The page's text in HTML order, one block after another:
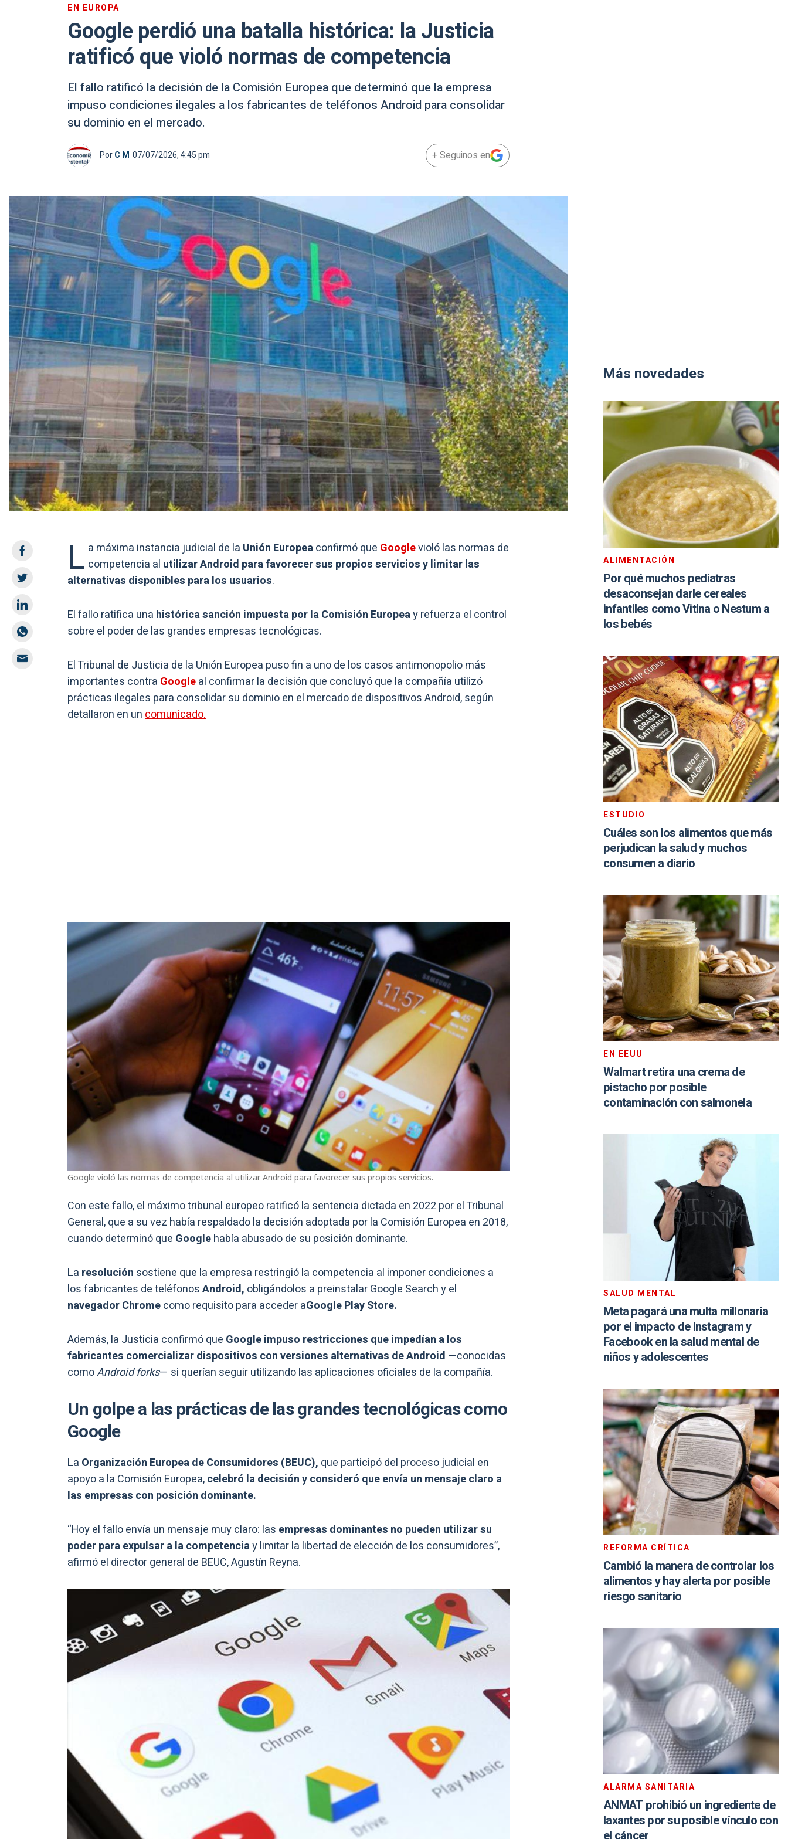
EN EUROPA
Google perdió una batalla histórica: la Justicia
ratificó que violó normas de competencia
El fallo ratificó la decisión de la Comisión Europea que determinó que la empresa
impuso condiciones ilegales a los fabricantes de teléfonos Android para consolidar
su dominio en el mercado.
PorC M 07/07/2026, 4:45 pm + Seguinos en
L a máxima instancia judicial de la Unión Europeaconfirmó queGooglevioló las normas de
competencia al utilizar Android para favorecer sus propios servicios y limitar las
alternativas disponibles para los usuarios.
El fallo ratifica una histórica sanción impuesta por la Comisión Europeay refuerza el control
sobre el poder de las grandes empresas tecnológicas.
El Tribunal de Justicia de la Unión Europea puso fin a uno de los casos antimonopolio más
importantes contraGoogleal confirmar la decisión que concluyó que la compañía utilizó
prácticas ilegales para consolidar su dominio en el mercado de dispositivos Android, según
detallaron en uncomunicado.
Google violó las normas de competencia al utilizar Android para favorecer sus propios servicios.
Con este fallo, el máximo tribunal europeo ratificó la sentencia dictada en 2022 por el Tribunal
General, que a su vez había respaldado la decisión adoptada por la Comisión Europea en 2018,
cuando determinó que Googlehabía abusado de su posición dominante.
La resolución sostiene que la empresa restringió la competencia al imponer condiciones a
los fabricantes de teléfonosAndroid, obligándolos a preinstalar Google Search y el
navegador Chromecomo requisito para acceder aGoogle Play Store.
Además, la Justicia confirmó que Google impuso restricciones que impedían a los
fabricantes comercializar dispositivos con versiones alternativas de Android —conocidas
comoAndroid forks— si querían seguir utilizando las aplicaciones oficiales de la compañía.
Un golpe a las prácticas de las grandes tecnológicas como
Google
La Organización Europea de Consumidores (BEUC), que participó del proceso judicial en
apoyo a la Comisión Europea,celebró la decisión y consideró que envía un mensaje claro a
las empresas con posición dominante.
“Hoy el fallo envía un mensaje muy claro: las empresas dominantes no pueden utilizar su
poder para expulsar a la competenciay limitar la libertad de elección de los consumidores”,
afirmó el director general de BEUC, Agustín Reyna.
Más novedades
ALIMENTACIÓN
Por qué muchos pediatras
desaconsejan darle cereales
infantiles como Vitina o Nestum a
los bebés
ESTUDIO
Cuáles son los alimentos que más
perjudican la salud y muchos
consumen a diario
EN EEUU
Walmart retira una crema de
pistacho por posible
contaminación con salmonela
SALUD MENTAL
Meta pagará una multa millonaria
por el impacto de Instagram y
Facebook en la salud mental de
niños y adolescentes
REFORMA CRÍTICA
Cambió la manera de controlar los
alimentos y hay alerta por posible
riesgo sanitario
ALARMA SANITARIA
ANMAT prohibió un ingrediente de
laxantes por su posible vínculo con